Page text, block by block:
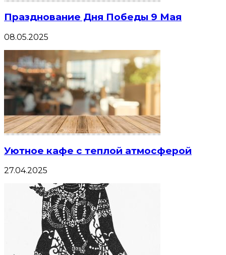
Празднование Дня Победы 9 Мая
08.05.2025
Уютное кафе с теплой атмосферой
27.04.2025